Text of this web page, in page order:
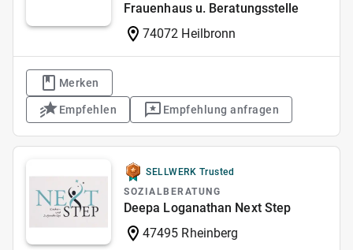
Frauenhaus u. Beratungsstelle
74072 Heilbronn
Merken
Empfehlen Empfehlung anfragen
SELLWERK Trusted
SOZIALBERATUNG
Deepa Loganathan Next Step
47495 Rheinberg